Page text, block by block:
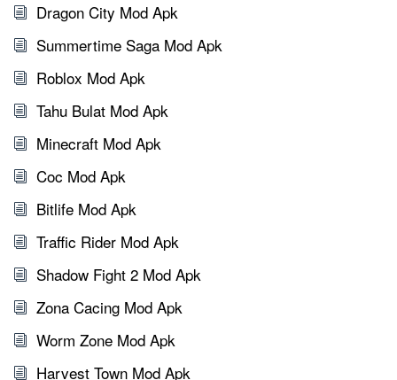
Dragon City Mod Apk
Summertime Saga Mod Apk
Roblox Mod Apk
Tahu Bulat Mod Apk
Minecraft Mod Apk
Coc Mod Apk
Bitlife Mod Apk
Traffic Rider Mod Apk
Shadow Fight 2 Mod Apk
Zona Cacing Mod Apk
Worm Zone Mod Apk
Harvest Town Mod Apk